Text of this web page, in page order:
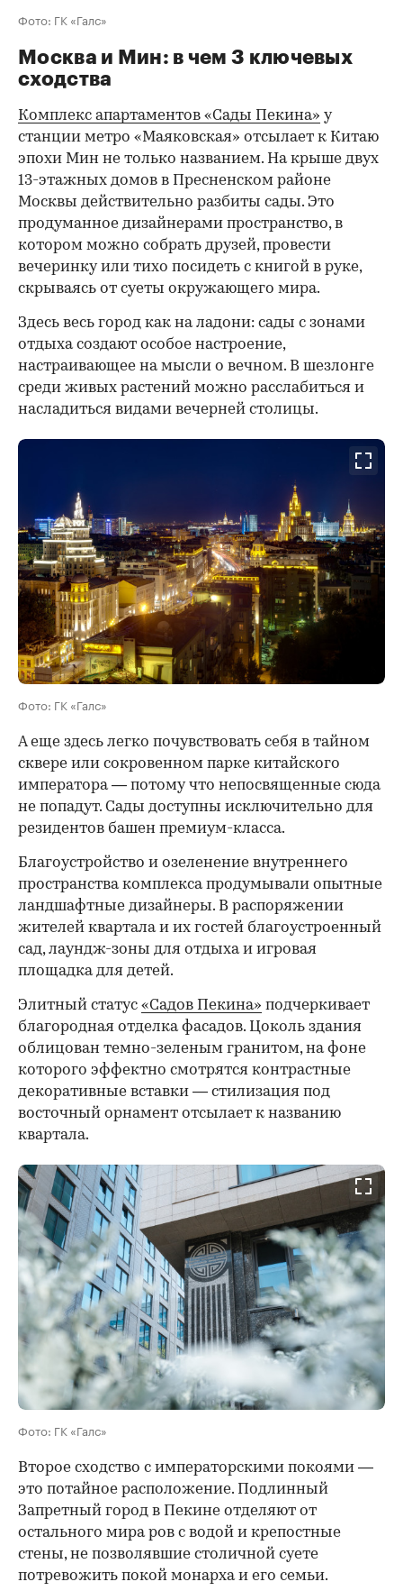
Фото: ГК «Галс»
Москва и Мин: в чем 3 ключевых
сходства
Комплекс апартаментов «Сады Пекина» у
станции метро «Маяковская» отсылает к Китаю
эпохи Мин не только названием. На крыше двух
13-этажных домов в Пресненском районе
Москвы действительно разбиты сады. Это
продуманное дизайнерами пространство, в
котором можно собрать друзей, провести
вечеринку или тихо посидеть с книгой в руке,
скрываясь от суеты окружающего мира.
Здесь весь город как на ладони: сады с зонами
отдыха создают особое настроение,
настраивающее на мысли о вечном. В шезлонге
среди живых растений можно расслабиться и
насладиться видами вечерней столицы.
Фото: ГК «Галс»
А еще здесь легко почувствовать себя в тайном
сквере или сокровенном парке китайского
императора — потому что непосвященные сюда
не попадут. Сады доступны исключительно для
резидентов башен премиум-класса.
Благоустройство и озеленение внутреннего
пространства комплекса продумывали опытные
ландшафтные дизайнеры. В распоряжении
жителей квартала и их гостей благоустроенный
сад, лаундж-зоны для отдыха и игровая
площадка для детей.
Элитный статус «Садов Пекина» подчеркивает
благородная отделка фасадов. Цоколь здания
облицован темно-зеленым гранитом, на фоне
которого эффектно смотрятся контрастные
декоративные вставки — стилизация под
восточный орнамент отсылает к названию
квартала.
Фото: ГК «Галс»
Второе сходство с императорскими покоями —
это потайное расположение. Подлинный
Запретный город в Пекине отделяют от
остального мира ров с водой и крепостные
стены, не позволявшие столичной суете
потревожить покой монарха и его семьи.